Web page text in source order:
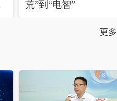
荒”到“电智”
更多